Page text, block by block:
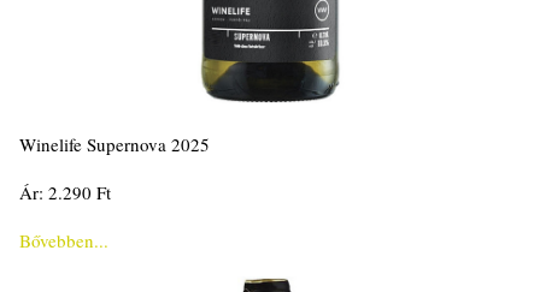
Winelife Supernova 2025
Ár: 2.290 Ft
Bővebben...